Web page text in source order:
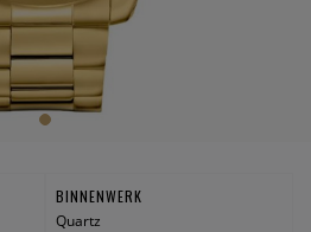
BINNENWERK
Quartz